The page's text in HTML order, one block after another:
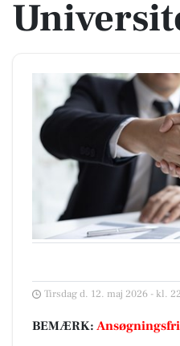
Tirsdag d. 12. maj 2026 - kl.
BEMÆRK: